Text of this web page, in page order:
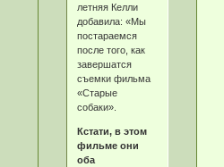
летняя Келли
добавила: «Мы
постараемся
после того, как
завершатся
съемки фильма
«Старые
собаки».
Кстати, в этом
фильме они
оба